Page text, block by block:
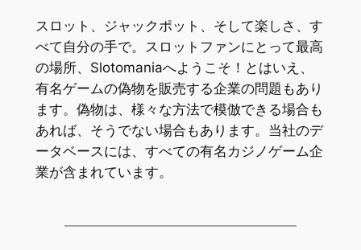
スロット、ジャックポット、そして楽しさ、す
べて自分の手で。スロットファンにとって最高
の場所、Slotomaniaへようこそ！とはいえ、
有名ゲームの偽物を販売する企業の問題もあり
ます。偽物は、様々な方法で模倣できる場合も
あれば、そうでない場合もあります。当社のデ
ータベースには、すべての有名カジノゲーム企
業が含まれています。